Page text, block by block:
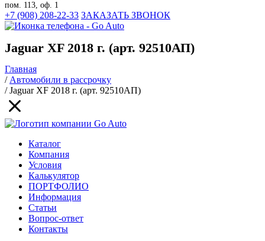
пом. 113, оф. 1
+7 (908) 208-22-33 ЗАКАЗАТЬ ЗВОНОК
Jaguar XF 2018 г. (арт. 92510АП)
Главная
/Автомобили в рассрочку
/Jaguar XF 2018 г. (арт. 92510АП)
Каталог
Компания
Условия
Калькулятор
ПОРТФОЛИО
Информация
Статьи
Вопрос-ответ
Контакты